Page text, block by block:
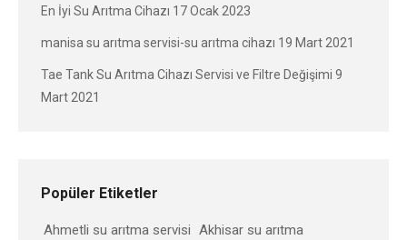
En İyi Su Arıtma Cihazı 17 Ocak 2023
manisa su arıtma servisi-su arıtma cihazı 19 Mart 2021
Tae Tank Su Arıtma Cihazı Servisi ve Filtre Değişimi 9
Mart 2021
Popüler Etiketler
Ahmetli su arıtma servisi Akhisar su arıtma